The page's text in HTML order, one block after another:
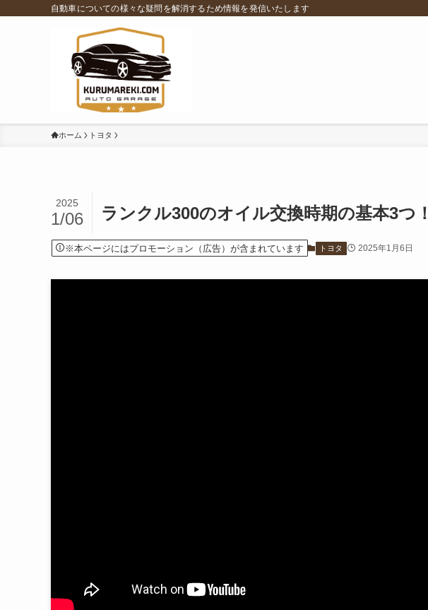
自動車についての様々な疑問を解消するため情報を発信いたします
ホーム トヨタ
ランクル300のオイル交換時期の基本3つ
2025
1/06
※本ページにはプロモーション（広告）が含まれています トヨタ 2025年1月6日